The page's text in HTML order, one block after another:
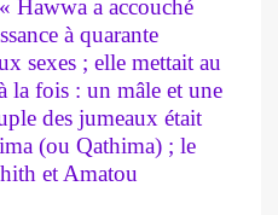
« Hawwa a accouché
à quarante
sexes ; elle mettait au
la fois : un mâle et une
des jumeaux était
(ou Qathima) ; le
et Amatou